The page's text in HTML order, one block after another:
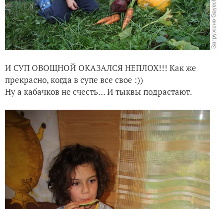
И СУП ОВОЩНОЙ ОКАЗАЛСЯ НЕПЛОХ!!! Как же
прекрасно, когда в супе все свое :))
Ну а кабачков не счесть… И тыквы подрастают.